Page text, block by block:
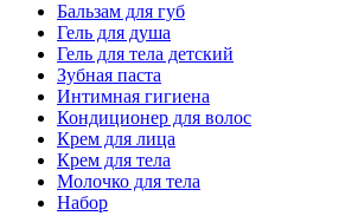
Бальзам для губ
Гель для душа
Гель для тела детский
Зубная паста
Интимная гигиена
Кондиционер для волос
Крем для лица
Крем для тела
Молочко для тела
Набор